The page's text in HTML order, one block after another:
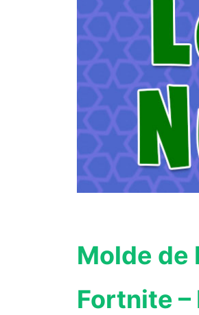
Molde de
Fortnite –